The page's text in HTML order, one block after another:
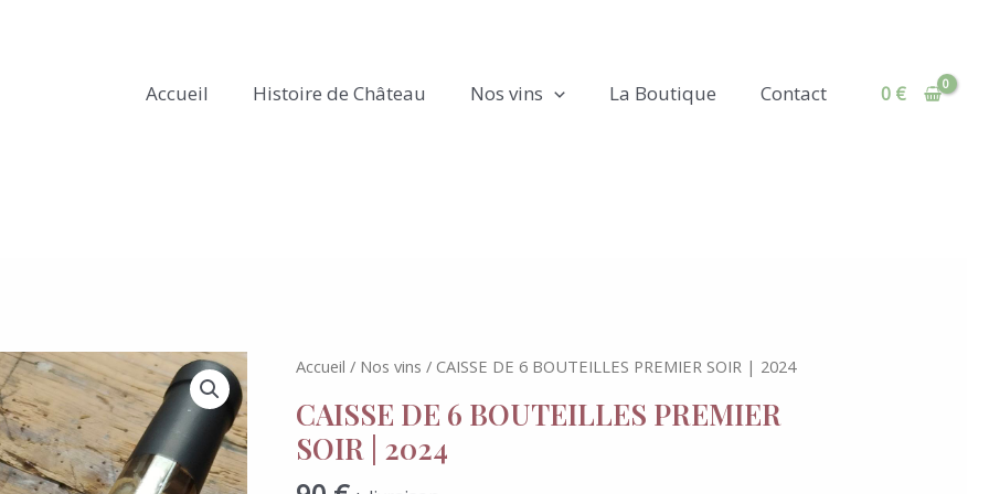
Accueil Histoire de Château Nos vins La Boutique Contact 0 €
Accueil / Nos vins / CAISSE DE 6 BOUTEILLES PREMIER SOIR | 2024
CAISSE DE 6 BOUTEILLES PREMIER
SOIR | 2024
quantité
CAISSE
DE
6